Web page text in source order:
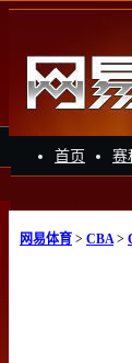
首页 赛
网易体育 > CBA>